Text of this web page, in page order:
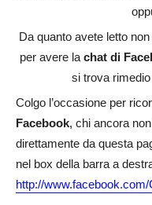
Da quanto avete letto
per avere la chat di
si trova
Colgo l’occasione per
Facebook, chi ancora
direttamente da questa
nel box della barra a
http://www.facebook.com/